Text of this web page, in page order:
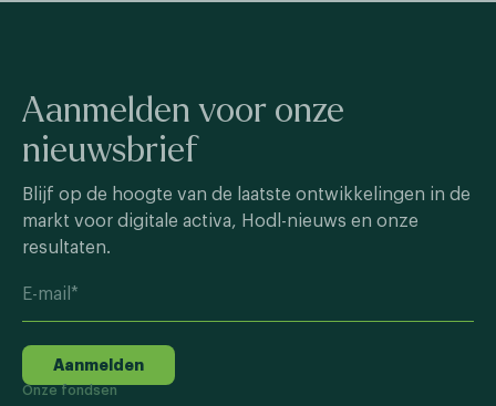
Aanmelden voor onze
nieuwsbrief
Blijf op de hoogte van de laatste ontwikkelingen in de
markt voor digitale activa, Hodl-nieuws en onze
resultaten.
Aanmelden
Onze fondsen